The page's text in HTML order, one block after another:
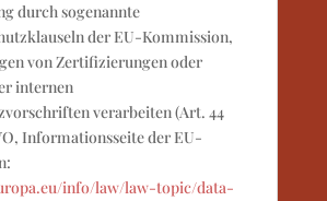
durch sogenannte
der EU-Kommission,
von Zertifizierungen oder
internen
verarbeiten (Art. 44
Informationsseite der EU-
info/law/law-topic/data-